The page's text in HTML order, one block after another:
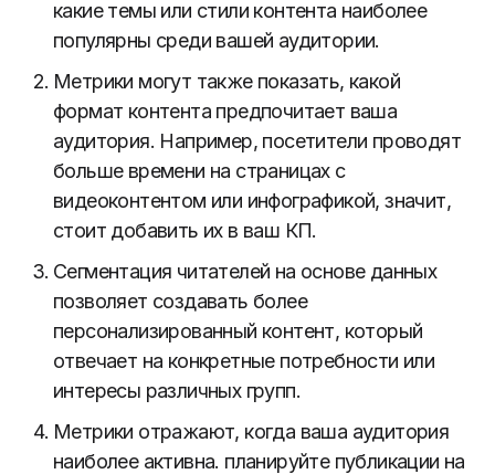
какие темы или стили контента наиболее
популярны среди вашей аудитории.
Метрики могут также показать, какой
формат контента предпочитает ваша
аудитория. Например, посетители проводят
больше времени на страницах с
видеоконтентом или инфографикой, значит,
стоит добавить их в ваш КП.
Сегментация читателей на основе данных
позволяет создавать более
персонализированный контент, который
отвечает на конкретные потребности или
интересы различных групп.
Метрики отражают, когда ваша аудитория
наиболее активна. планируйте публикации на